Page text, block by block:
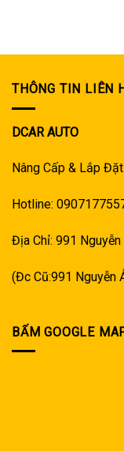
THÔNG TIN LIÊN
DCAR AUTO
Nâng Cấp & Lắp
Hotline:
Địa Chỉ: 991 Nguyễn
(Đc Cũ:991 Nguyễn
BẤM GOOGLE